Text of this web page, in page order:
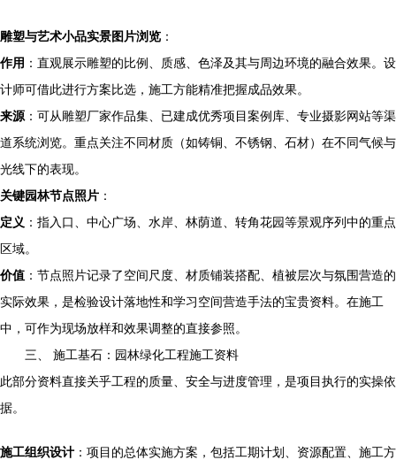
雕塑与艺术小品实景图片浏览 ：
作用 ：直观展示雕塑的比例、质感、色泽及其与周边环境的融合效果。设
计师可借此进行方案比选，施工方能精准把握成品效果。
来源 ：可从雕塑厂家作品集、已建成优秀项目案例库、专业摄影网站等渠
道系统浏览。重点关注不同材质（如铸铜、不锈钢、石材）在不同气候与
光线下的表现。
关键园林节点照片 ：
定义 ：指入口、中心广场、水岸、林荫道、转角花园等景观序列中的重点
区域。
价值 ：节点照片记录了空间尺度、材质铺装搭配、植被层次与氛围营造的
实际效果，是检验设计落地性和学习空间营造手法的宝贵资料。在施工
中，可作为现场放样和效果调整的直接参照。
三、 施工基石：园林绿化工程施工资料
此部分资料直接关乎工程的质量、安全与进度管理，是项目执行的实操依
据。
施工组织设计 ：项目的总体实施方案，包括工期计划、资源配置、施工方